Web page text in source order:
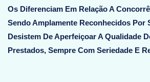
Os Diferenciam Em Relação A
Sendo Amplamente Reconhecidos Por
Desistem De Aperfeiçoar A Qualidade
Prestados, Sempre Com Seriedade E